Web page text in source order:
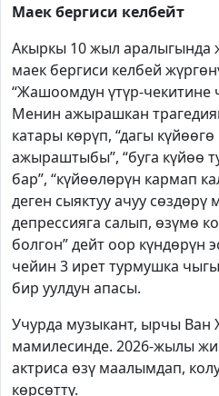
Маек бергиси келбейт
Акыркы 10 жыл аралыгында
маек бергиси келбей
“Жашоомдун үтүр-
Менин ажырашкан
катары көрүп, “дагы
ажыраштыбы”, “буга күйөө
бар”, “күйөөлөрүн кармап
деген сыяктуу ачуу сөздөрү
депрессияга салып, өзүмө
болгон” дейт оор күндөрүн
чейин 3 ирет турмушка
бир уулдун апасы.
Учурда музыкант, ырчы Ван
мамилесинде. 2026-жылы
актриса өзү маалымдап,
көрсөттү.